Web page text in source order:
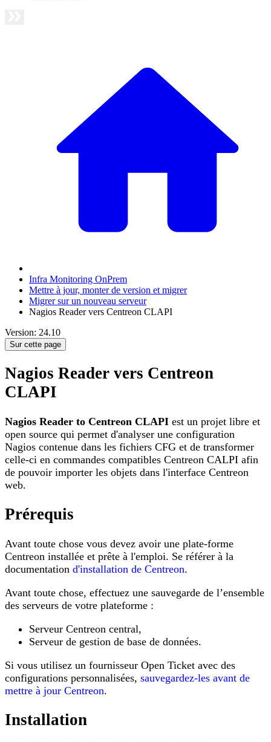
Infra Monitoring OnPrem
Mettre à jour, monter de version et migrer
Migrer sur un nouveau serveur
Nagios Reader vers Centreon CLAPI
Version: 24.10
Sur cette page
Nagios Reader vers Centreon
CLAPI
Nagios Reader to Centreon CLAPI est un projet libre et
open source qui permet d'analyser une configuration
Nagios contenue dans les fichiers CFG et de transformer
celle-ci en commandes compatibles Centreon CALPI afin
de pouvoir importer les objets dans l'interface Centreon
web.
Prérequis
Avant toute chose vous devez avoir une plate-forme
Centreon installée et prête à l'emploi. Se référer à la
documentation d'installation de Centreon.
Avant toute chose, effectuez une sauvegarde de l’ensemble
des serveurs de votre plateforme :
Serveur Centreon central,
Serveur de gestion de base de données.
Si vous utilisez un fournisseur Open Ticket avec des
configurations personnalisées, sauvegardez-les avant de
mettre à jour Centreon.
Installation